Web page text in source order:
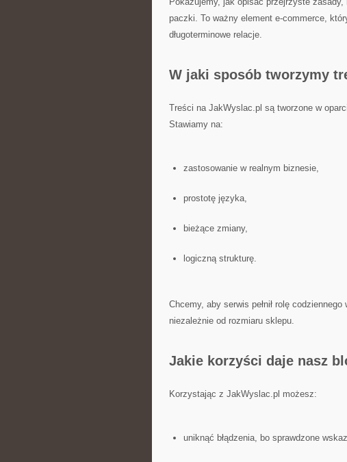
paczki. To ważny element e-commerce,
długoterminowe relacje.
W jaki sposób tworzymy
Treści na JakWyslac.pl są tworzone w
Stawiamy na:
zastosowanie w realnym biznesie,
prostotę języka,
bieżące zmiany,
logiczną strukturę.
Chcemy, aby serwis pełnił rolę
niezależnie od rozmiaru sklepu.
Jakie korzyści daje nasz
Korzystając z JakWyslac.pl możesz:
uniknąć błądzenia, bo sprawdzone